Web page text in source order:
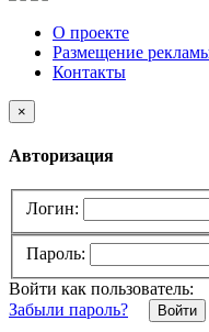
О проекте
Размещение
Контакты
×
Авторизация
Логин:
Пароль:
Войти как пользователь:
Забыли пароль?